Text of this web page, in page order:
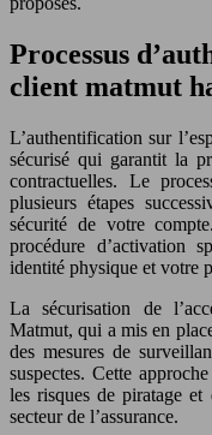
Processus
client matmut
L’authentification sur
sécurisé qui garantit la
contractuelles. Le
plusieurs étapes
sécurité de votre
procédure d’activation
identité physique et votre
La sécurisation de
Matmut, qui a mis en
des mesures de
suspectes. Cette
les risques de piratage et
secteur de l’assurance.